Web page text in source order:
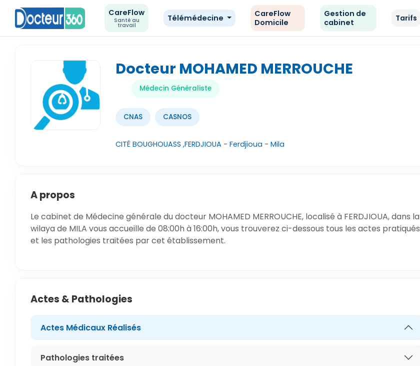
CareFlow
Santé au
travail
Télémédecine
CareFlow
Domicile
Gestion de
cabinet
Tarifs
Docteur MOHAMED MERROUCHE
Médecin Généraliste
CNAS CASNOS
CITÉ BOUGHOUASS ,FERDJIOUA - Ferdjioua - Mila
A propos
Le cabinet de Médecine générale du docteur MOHAMED MERROUCHE, localisé à FERDJIOUA, dans la
wilaya de MILA vous accueille de 08:00h à 16:00h, vous trouverez ci-dessous tous les actes pratiqués
et les pathologies traitées par cet établissement.
Actes & Pathologies
Actes Médicaux Réalisés
Pathologies traitées